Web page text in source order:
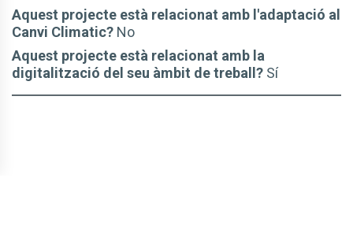
Aquest projecte està relacionat amb l'adaptació al
Canvi Climatic? No
Aquest projecte està relacionat amb la
digitalització del seu àmbit de treball? Sí